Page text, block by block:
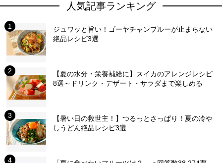
人気記事ランキング
ジュワッと旨い！ゴーヤチャンプルーが止まらない
絶品レシピ3選
【夏の水分・栄養補給に】スイカのアレンジレシピ
8選～ドリンク・デザート・サラダまで楽しめる
【暑い日の救世主！】つるっとさっぱり！夏の冷や
しうどん絶品レシピ3選